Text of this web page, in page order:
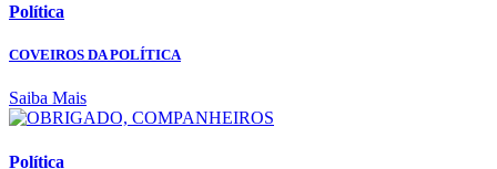
Política
COVEIROS DA POLÍTICA
Saiba Mais
Política